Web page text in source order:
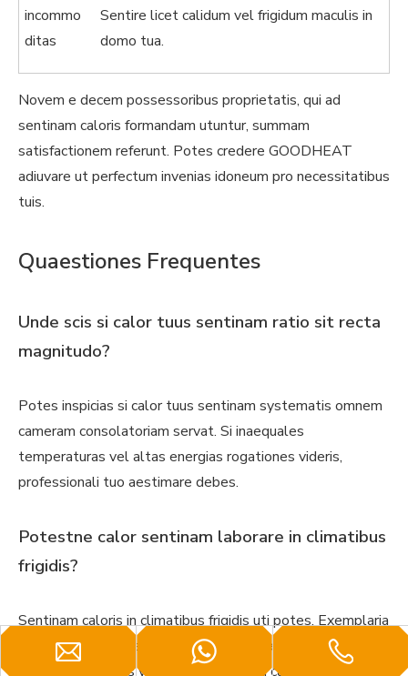
incommo
ditas
Sentire licet calidum vel frigidum maculis in
domo tua.
Novem e decem possessoribus proprietatis, qui ad
sentinam caloris formandam utuntur, summam
satisfactionem referunt. Potes credere GOODHEAT
adiuvare ut perfectum invenias idoneum pro necessitatibus
tuis.
Quaestiones Frequentes
Unde scis si calor tuus sentinam ratio sit recta
magnitudo?
Potes inspicias si calor tuus sentinam systematis omnem
cameram consolatoriam servat. Si inaequales
temperaturas vel altas energias rogationes videris,
professionali tuo aestimare debes.
Potestne calor sentinam laborare in climatibus
frigidis?
Sentinam caloris in climatibus frigidis uti potes. Exemplaria
moderna, sicut ea ex GOODHEAT , bene operantur etiam
cum temperaturas velit decidere. Certa calefactio et